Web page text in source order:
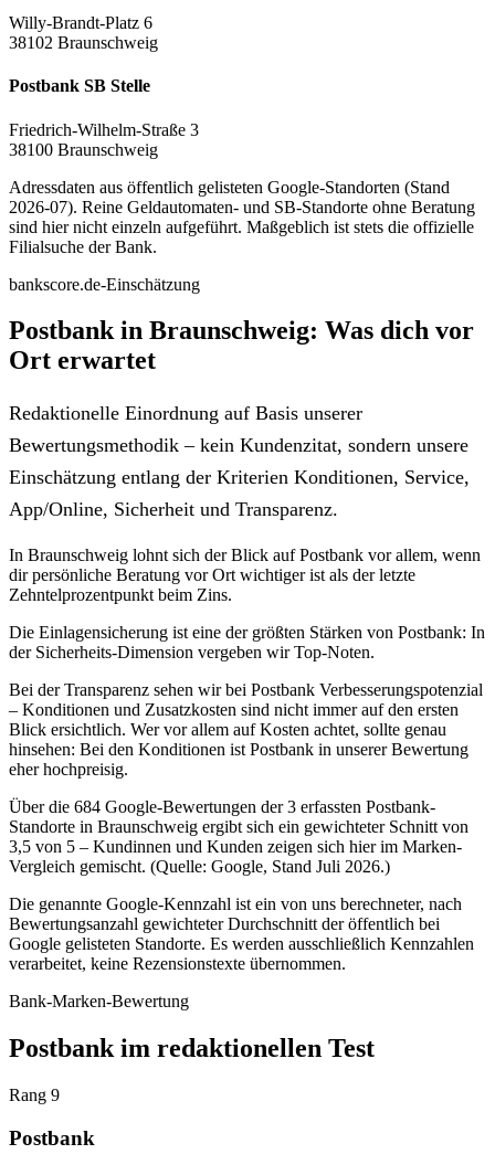
Willy-Brandt-Platz 6
38102 Braunschweig
Postbank SB Stelle
Friedrich-Wilhelm-Straße 3
38100 Braunschweig
Adressdaten aus öffentlich gelisteten Google-Standorten (Stand
2026-07). Reine Geldautomaten- und SB-Standorte ohne Beratung
sind hier nicht einzeln aufgeführt. Maßgeblich ist stets die offizielle
Filialsuche der Bank.
bankscore.de-Einschätzung
Postbank in Braunschweig: Was dich vor
Ort erwartet
Redaktionelle Einordnung auf Basis unserer
Bewertungsmethodik – kein Kundenzitat, sondern unsere
Einschätzung entlang der Kriterien Konditionen, Service,
App/Online, Sicherheit und Transparenz.
In Braunschweig lohnt sich der Blick auf Postbank vor allem, wenn
dir persönliche Beratung vor Ort wichtiger ist als der letzte
Zehntelprozentpunkt beim Zins.
Die Einlagensicherung ist eine der größten Stärken von Postbank: In
der Sicherheits-Dimension vergeben wir Top-Noten.
Bei der Transparenz sehen wir bei Postbank Verbesserungspotenzial
– Konditionen und Zusatzkosten sind nicht immer auf den ersten
Blick ersichtlich. Wer vor allem auf Kosten achtet, sollte genau
hinsehen: Bei den Konditionen ist Postbank in unserer Bewertung
eher hochpreisig.
Über die 684 Google-Bewertungen der 3 erfassten Postbank-
Standorte in Braunschweig ergibt sich ein gewichteter Schnitt von
3,5 von 5 – Kundinnen und Kunden zeigen sich hier im Marken-
Vergleich gemischt. (Quelle: Google, Stand Juli 2026.)
Die genannte Google-Kennzahl ist ein von uns berechneter, nach
Bewertungsanzahl gewichteter Durchschnitt der öffentlich bei
Google gelisteten Standorte. Es werden ausschließlich Kennzahlen
verarbeitet, keine Rezensionstexte übernommen.
Bank-Marken-Bewertung
Postbank im redaktionellen Test
Rang 9
Postbank